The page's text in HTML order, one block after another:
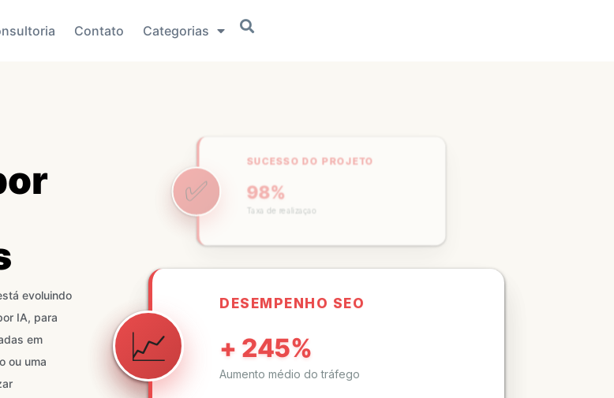
Contato Categorias
evoluindo
IA, para
em
ou uma
✅
SUCESSO DO PROJETO
98%
Taxa de realizaçao
📈 + 245%
Aumento médio do tráfego